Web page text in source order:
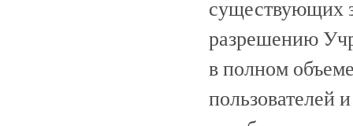
существующих
разрешению
в полном
пользователей